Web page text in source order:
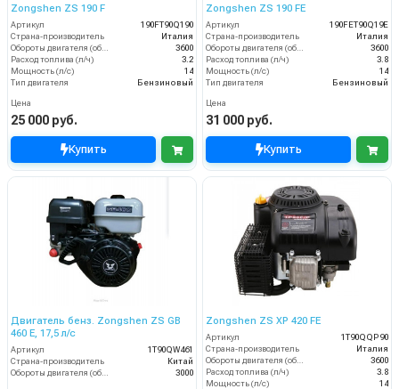
Zongshen ZS 190 F
Артикул
190FT90Q190
Страна-производитель
Италия
Обороты двигателя (об/мин)
3600
Расход топлива (л/ч)
3.2
Мощность (л/с)
14
Тип двигателя
Бензиновый
Цена
25 000 руб.
Купить
Zongshen ZS 190 FE
Артикул
190FET90Q19E
Страна-производитель
Италия
Обороты двигателя (об/мин)
3600
Расход топлива (л/ч)
3.8
Мощность (л/с)
14
Тип двигателя
Бензиновый
Цена
31 000 руб.
Купить
Двигатель бенз. Zongshen ZS GB
460 E, 17,5 л/с
Артикул
1T90QW461
Страна-производитель
Китай
3000
Zongshen ZS XP 420 FE
Артикул
1T90QQP90
Страна-производитель
Италия
3600
Расход топлива (л/ч)
3.8
Мощность (л/с)
14